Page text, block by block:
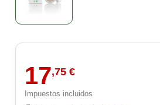
17,75 €
Impuestos incluidos